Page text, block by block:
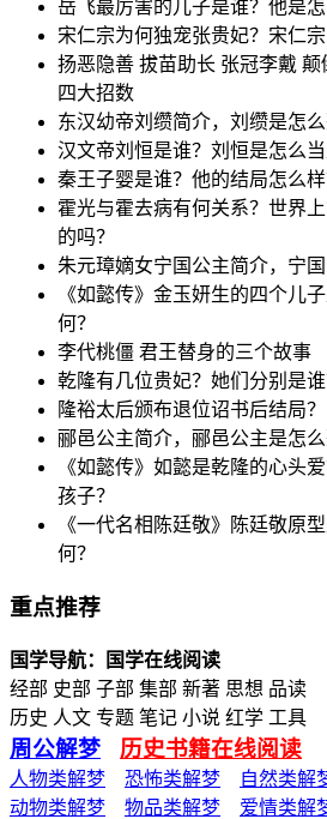
岳飞最厉害的儿子是谁？他是怎
宋仁宗为何独宠张贵妃？宋仁
扬恶隐善 拔苗助长 张冠李戴
四大招数
东汉幼帝刘缵简介，刘缵是怎么
汉文帝刘恒是谁？刘恒是怎么当
秦王子婴是谁？他的结局怎么样
霍光与霍去病有何关系？世界
的吗？
朱元璋嫡女宁国公主简介，宁国
《如懿传》金玉妍生的四个儿
何？
李代桃僵 君王替身的三个故事
乾隆有几位贵妃？她们分别是
隆裕太后颁布退位诏书后结局
郦邑公主简介，郦邑公主是怎么
《如懿传》如懿是乾隆的心头
孩子？
《一代名相陈廷敬》陈廷敬原
何？
重点推荐
国学导航：国学在线阅读
经部 史部 子部 集部 新著 思想 品读
历史 人文 专题 笔记 小说 红学 工具
周公解梦 历史书籍在线阅读
人物类解梦 恐怖类解梦
自然类解
动物类解梦
物品类解梦
爱情类解